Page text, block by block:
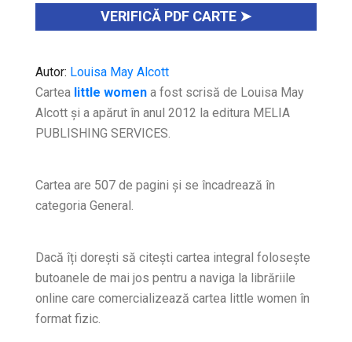
VERIFICĂ PDF CARTE ➤
Autor: Louisa May Alcott
Cartea little women a fost scrisă de Louisa May
Alcott și a apărut în anul 2012 la editura MELIA
PUBLISHING SERVICES.
Cartea are 507 de pagini și se încadrează în
categoria General.
Dacă îți dorești să citești cartea integral folosește
butoanele de mai jos pentru a naviga la librăriile
online care comercializează cartea little women în
format fizic.